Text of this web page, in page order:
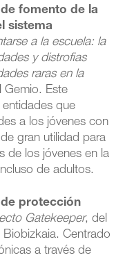
fomento de la
sistema
a la escuela: la
y distrofias
raras en la
Gemio. Este
que
a los jóvenes con
gran utilidad para
de los jóvenes en la
de adultos.
protección
Gatekeeper, del
Biobizkaia. Centrado
a través de